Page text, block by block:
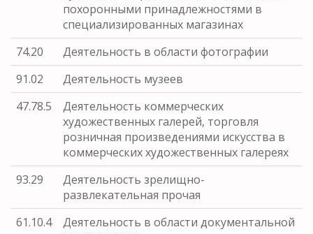
похоронными принадлежностями в
специализированных магазинах
74.20
Деятельность в области фотографии
91.02
Деятельность музеев
47.78.5
Деятельность коммерческих
художественных галерей, торговля
розничная произведениями искусства в
коммерческих художественных галереях
93.29
Деятельность зрелищно-
развлекательная прочая
61.10.4
Деятельность в области документальной